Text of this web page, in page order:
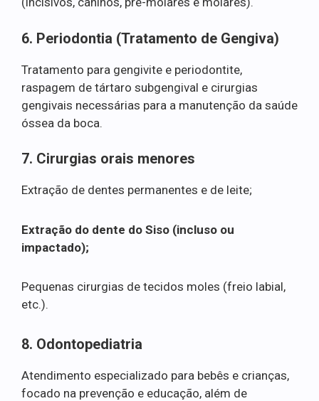
6. Periodontia (Tratamento de Gengiva)
Tratamento para gengivite e periodontite,
raspagem de tártaro subgengival e cirurgias
gengivais necessárias para a manutenção da saúde
óssea da boca.
7. Cirurgias orais menores
Extração de dentes permanentes e de leite;
Extração do dente do Siso (incluso ou
impactado);
Pequenas cirurgias de tecidos moles (freio labial,
etc.).
8. Odontopediatria
Atendimento especializado para bebês e crianças,
focado na prevenção e educação, além de